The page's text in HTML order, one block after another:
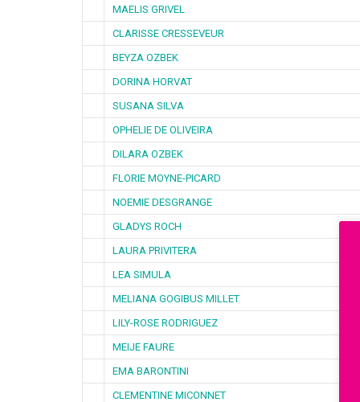
MAELIS GRIVEL
CLARISSE CRESSEVEUR
BEYZA OZBEK
DORINA HORVAT
SUSANA SILVA
OPHELIE DE OLIVEIRA
DILARA OZBEK
FLORIE MOYNE-PICARD
NOEMIE DESGRANGE
GLADYS ROCH
LAURA PRIVITERA
LEA SIMULA
MELIANA GOGIBUS MILLET
LILY-ROSE RODRIGUEZ
MEIJE FAURE
EMA BARONTINI
CLEMENTINE MICONNET